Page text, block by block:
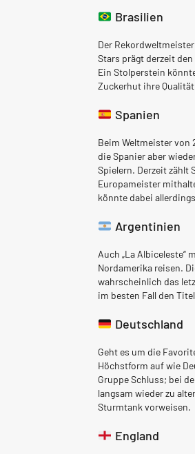
Brasilien
Der
Stars prägt derzeit
Ein Stolperstein
Zuckerhut ihre
Spanien
Beim Weltmeister von
die Spanier aber
Spielern. Derzeit zählt
Europameister
könnte dabei
Argentinien
Auch „La Albiceleste“
Nordamerika reisen.
wahrscheinlich das
im besten Fall den
Deutschland
Geht es um die
Höchstform auf wie
Gruppe Schluss; bei
langsam wieder zu
Sturmtank vorweisen.
England